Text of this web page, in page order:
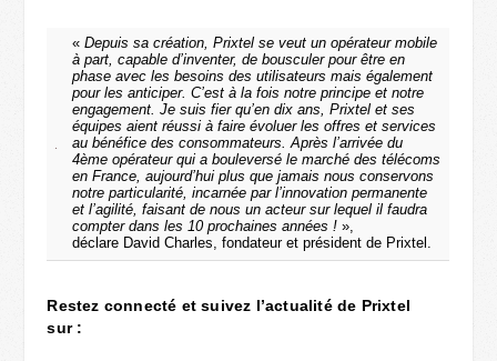
« Depuis sa création, Prixtel se veut un opérateur mobile
à part, capable d’inventer, de bousculer pour être en
phase avec les besoins des utilisateurs mais également
pour les anticiper. C’est à la fois notre principe et notre
engagement. Je suis fier qu’en dix ans, Prixtel et ses
équipes aient réussi à faire évoluer les offres et services
au bénéfice des consommateurs. Après l’arrivée du
4ème opérateur qui a bouleversé le marché des télécoms
en France, aujourd’hui plus que jamais nous conservons
notre particularité, incarnée par l’innovation permanente
et l’agilité, faisant de nous un acteur sur lequel il faudra
compter dans les 10 prochaines années ! »,
déclare David Charles, fondateur et président de Prixtel.
Restez connecté et suivez l’actualité de Prixtel
sur :